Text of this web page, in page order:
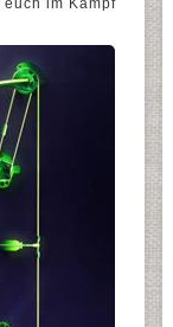
im Kampf